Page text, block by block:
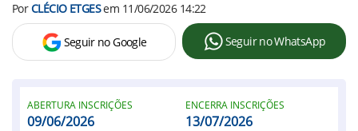
PorCLÉCIO ETGESem 11/06/2026 14:22
Seguir no Google Seguir no WhatsApp
ABERTURA INSCRIÇÕES
09/06/2026
ENCERRA INSCRIÇÕES
13/07/2026